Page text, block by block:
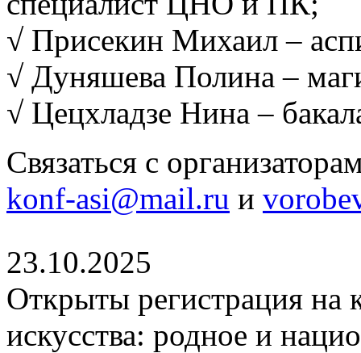
√ Присекин Михаил –
√ Дуняшева Полина –
√ Цецхладзе Нина –
Связаться с
konf-asi@mail.ru и
23.10.2025
Открыты регистрация
искусства: родное и